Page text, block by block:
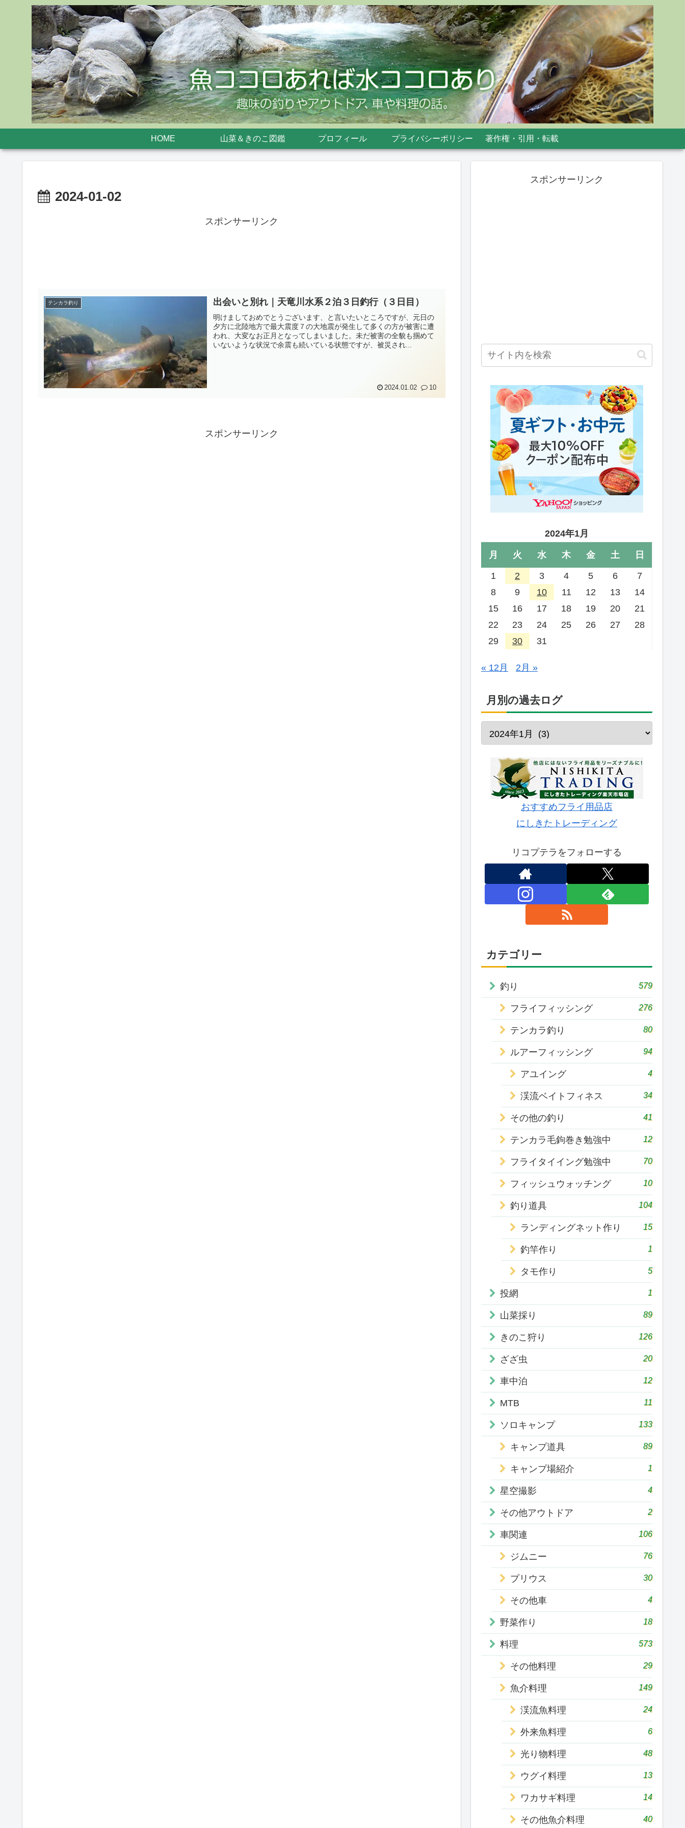
HOME 山菜＆きのこ図鑑 プロフィール プライバシーポリシー 著作権・引用・転載
2024-01-02
スポンサーリンク
テンカラ釣り 出会いと別れ｜天竜川水系２泊３日釣行（３日目）
明けましておめでとうございます、と言いたいところですが、元日の
夕方に北陸地方で最大震度７の大地震が発生して多くの方が被害に遭
われ、大変なお正月となってしまいました。未だ被害の全貌も掴めて
いないような状況で余震も続いている状態ですが、被災され...
2024.01.02 10
スポンサーリンク
スポンサーリンク
2024年1月
月 火 水 木 金 土 日
1 2 3 4 5 6
7
8
9 10 11 12 13
14
15
16 17 18 19 20
21
22
23 24 25 26 27
28
29
30 31
« 12月 2月 »
月別の過去ログ
おすすめフライ用品店
にしきたトレーディング
リコプテラをフォローする
カテゴリー
釣り 579
フライフィッシング 276
テンカラ釣り 80
ルアーフィッシング 94
アユイング 4
渓流ベイトフィネス 34
その他の釣り 41
テンカラ毛鉤巻き勉強中 12
フライタイイング勉強中 70
フィッシュウォッチング 10
釣り道具 104
ランディングネット作り 15
釣竿作り 1
タモ作り 5
投網 1
山菜採り 89
きのこ狩り 126
ざざ虫 20
車中泊 12
MTB 11
ソロキャンプ 133
キャンプ道具 89
キャンプ場紹介 1
星空撮影 4
その他アウトドア 2
車関連 106
ジムニー 76
プリウス 30
その他車 4
野菜作り 18
料理 573
その他料理 29
魚介料理 149
渓流魚料理 24
外来魚料理 6
光り物料理 48
ウグイ料理 13
ワカサギ料理 14
その他魚介料理 40